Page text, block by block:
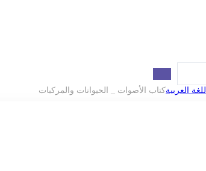
اللغة العربيةكتاب الأصوات _ الحيوانات والمركبات